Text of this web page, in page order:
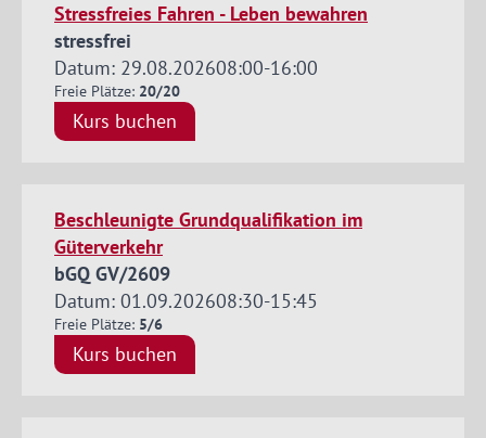
Stressfreies Fahren - Leben bewahren
stressfrei
Datum: 29.08.202608:00-16:00
Freie Plätze: 20/20
Kurs buchen
Beschleunigte Grundqualifikation im
Güterverkehr
bGQ GV/2609
Datum: 01.09.202608:30-15:45
Freie Plätze: 5/6
Kurs buchen